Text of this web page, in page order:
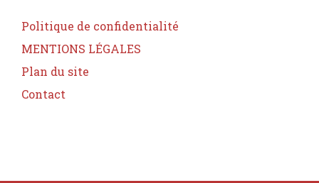
Politique de confidentialité
MENTIONS LÉGALES
Plan du site
Contact